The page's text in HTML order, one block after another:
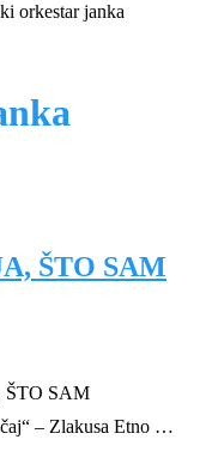
orkestar janka
ŠTO SAM
ŠTO SAM
– Zlakusa Etno …